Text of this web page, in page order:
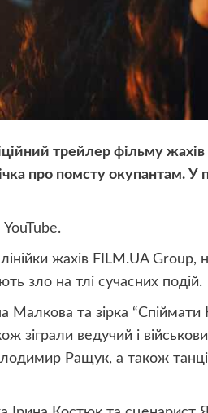
трейлер фільму жахів
про помсту окупантам. У
жахів FILM.UA Group,
зло на тлі сучасних подій.
Малкова та зірка
зіграли ведучий і
Ращук, а також